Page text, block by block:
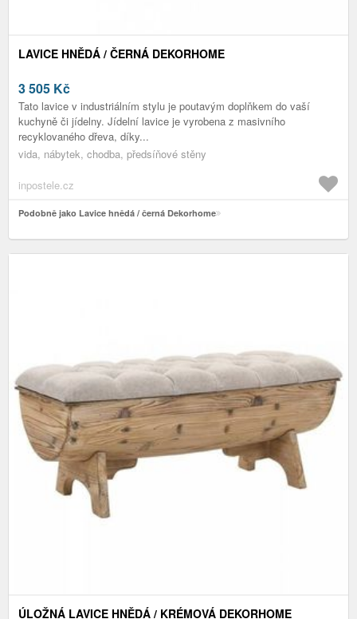
LAVICE HNĚDÁ / ČERNÁ DEKORHOME
3 505 Kč
Tato lavice v industriálním stylu je poutavým doplňkem do vaší
kuchyně či jídelny. Jídelní lavice je vyrobena z masivního
recyklovaného dřeva, díky...
vida, nábytek, chodba, předsíňové stěny
inpostele.cz
Podobně jako Lavice hnědá / černá Dekorhome
ÚLOŽNÁ LAVICE HNĚDÁ / KRÉMOVÁ DEKORHOME